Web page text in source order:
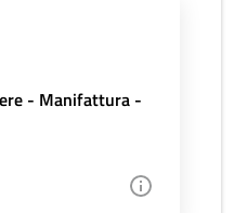
- Manifattura -